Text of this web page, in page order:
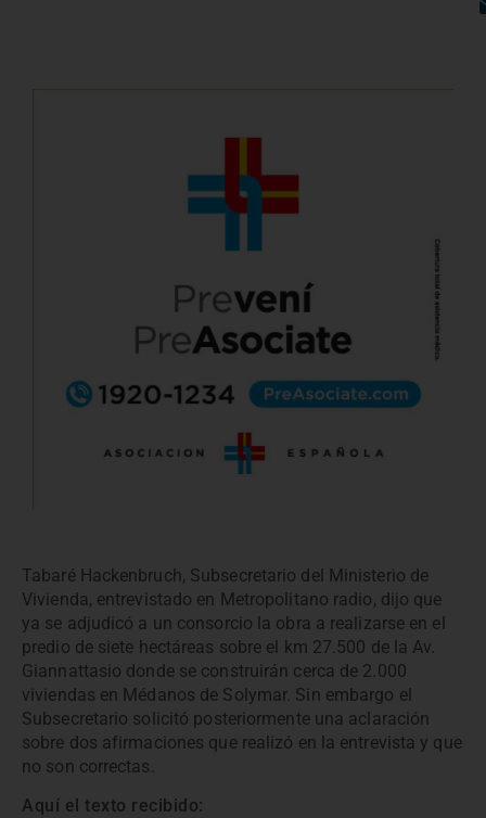
Tabaré Hackenbruch, Subsecretario del Ministerio de
Vivienda, entrevistado en Metropolitano radio, dijo que
ya se adjudicó a un consorcio la obra a realizarse en el
predio de siete hectáreas sobre el km 27.500 de la Av.
Giannattasio donde se construirán cerca de 2.000
viviendas en Médanos de Solymar. Sin embargo el
Subsecretario solicitó posteriormente una aclaración
sobre dos afirmaciones que realizó en la entrevista y que
no son correctas.
Aquí el texto recibido: